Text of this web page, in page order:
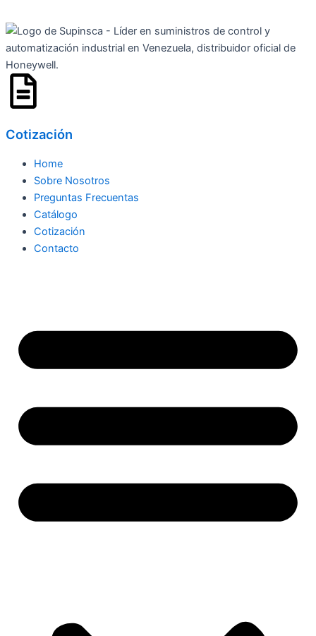
al
contenido
Cotización
Home
Sobre Nosotros
Preguntas Frecuentas
Catálogo
Cotización
Contacto